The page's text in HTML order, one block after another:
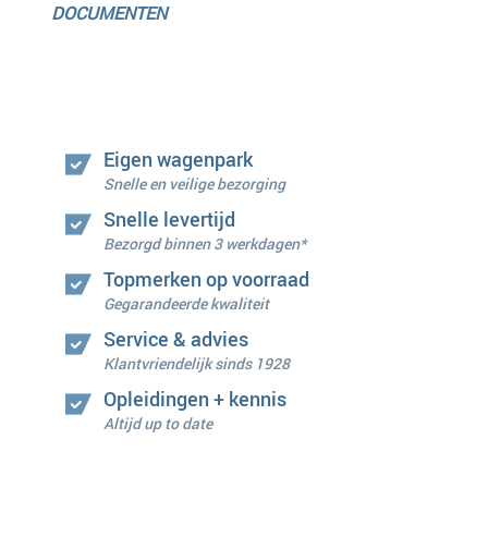
DOCUMENTEN
Eigen wagenpark
Snelle en veilige bezorging
Snelle levertijd
Bezorgd binnen 3 werkdagen*
Topmerken op voorraad
Gegarandeerde kwaliteit
Service & advies
Klantvriendelijk sinds 1928
Opleidingen + kennis
Altijd up to date